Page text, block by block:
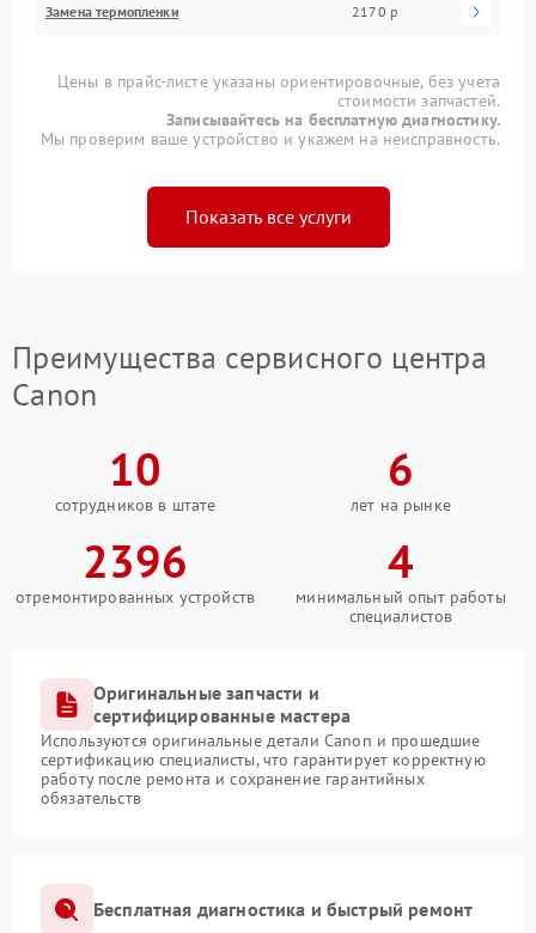
Замена термопленки 2170 р
Цены в прайс-листе указаны ориентировочные, без учета
стоимости запчастей.
Записывайтесь на бесплатную диагностику.
Мы проверим ваше устройство и укажем на неисправность.
Показать все услуги
Преимущества сервисного центра
Canon
10
сотрудников в штате
6
лет на рынке
2396
отремонтированных устройств
4
минимальный опыт работы
специалистов
Оригинальные запчасти и
сертифицированные мастера
Используются оригинальные детали Canon и прошедшие
сертификацию специалисты, что гарантирует корректную
работу после ремонта и сохранение гарантийных
обязательств
Бесплатная диагностика и быстрый ремонт